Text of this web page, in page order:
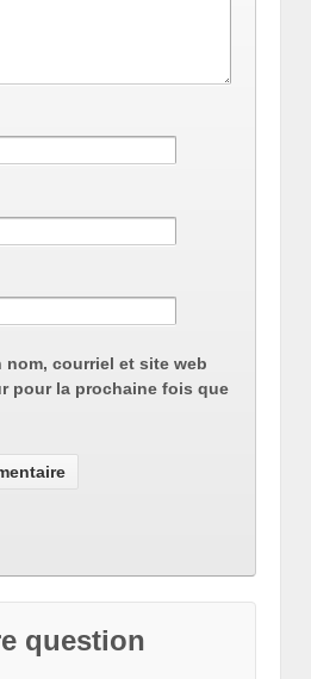
nom, courriel et site web
pour la prochaine fois que
question